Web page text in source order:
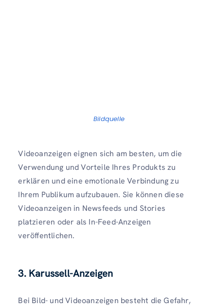
Bildquelle
Videoanzeigen eignen sich am besten, um die
Verwendung und Vorteile Ihres Produkts zu
erklären und eine emotionale Verbindung zu
Ihrem Publikum aufzubauen. Sie können diese
Videoanzeigen in Newsfeeds und Stories
platzieren oder als In-Feed-Anzeigen
veröffentlichen.
3. Karussell-Anzeigen
Bei Bild- und Videoanzeigen besteht die Gefahr,